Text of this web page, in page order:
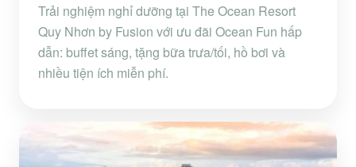
Trải nghiệm nghỉ dưỡng tại The Ocean Resort
Quy Nhơn by Fusion với ưu đãi Ocean Fun hấp
dẫn: buffet sáng, tặng bữa trưa/tối, hồ bơi và
nhiều tiện ích miễn phí.